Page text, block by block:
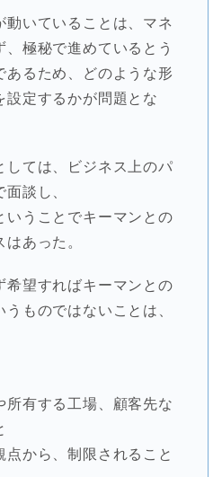
動いていることは、マネ
、極秘で進めているとう
あるため、どのような形
設定するかが問題とな
しては、ビジネス上のパ
談し、
いうことでキーマンとの
あった。
希望すればキーマンとの
ものではないことは、
所有する工場、顧客先な
点から、制限されること